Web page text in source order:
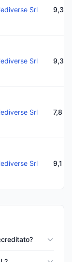
Srl 9,3
Srl 9,3
Srl 7,8
Srl 9,1